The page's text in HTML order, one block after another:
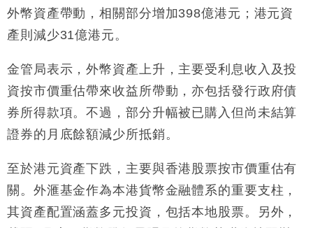
15:59
財經｜SA售股自救後再出手 斥4億美元押注未上市公
司
11:30
財經｜精星香港夥菜鳥拓全球智慧倉儲市場 加快海外
14:50
地產｜大酒店中期轉賺2300萬元 斥21億翻新香港及
東京半島
13:12
國際｜特朗普赴洛杉磯高球場活動前 男子攜槍彈被捕
11:40
財經｜黑石傳再籌逾360億美元 支援Anthropic租用
Google晶片
10:57
財經｜美商務部擬擴大金屬關稅範圍 14類產品或加徵
外幣資產帶動，相關部分增加398億港元；港元資
產則減少31億港元。
金管局表示，外幣資產上升，主要受利息收入及投
資按市價重估帶來收益所帶動，亦包括發行政府債
券所得款項。不過，部分升幅被已購入但尚未結算
證券的月底餘額減少所抵銷。
至於港元資產下跌，主要與香港股票按市價重估有
關。外滙基金作為本港貨幣金融體系的重要支柱，
其資產配置涵蓋多元投資，包括本地股票。另外，